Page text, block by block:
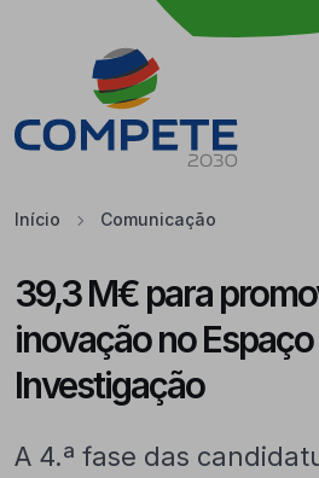
Saltar para o conteúdo principal da
Início Comunicação
39,3 M€ para
inovação no
Investigação
A 4.ª fase das